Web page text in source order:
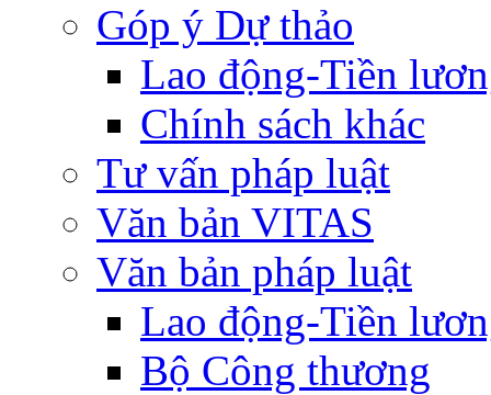
Góp ý Dự thảo
Lao động-Tiền
Chính sách khác
Tư vấn pháp luật
Văn bản VITAS
Văn bản pháp luật
Lao động-Tiền
Bộ Công thương